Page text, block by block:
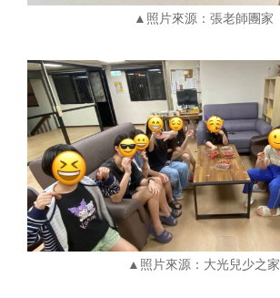
▲照片來源：張老師團家
▲照片來源：大光兒少之家